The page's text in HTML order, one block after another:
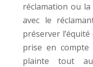
réclamation ou
avec le
préserver
prise en
plainte tout